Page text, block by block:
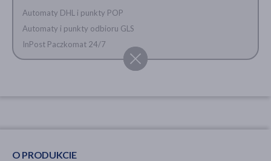
Automaty DHL i punkty POP
Automaty i punkty odbioru GLS
InPost Paczkomat 24/7
O PRODUKCIE